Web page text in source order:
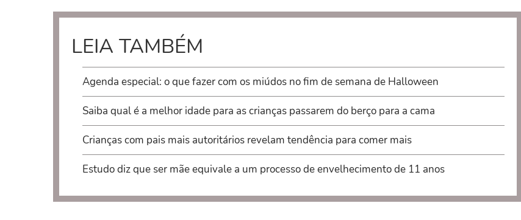
LEIA TAMBÉM
Agenda especial: o que fazer com os miúdos no fim de semana de Halloween
Saiba qual é a melhor idade para as crianças passarem do berço para a cama
Crianças com pais mais autoritários revelam tendência para comer mais
Estudo diz que ser mãe equivale a um processo de envelhecimento de 11 anos